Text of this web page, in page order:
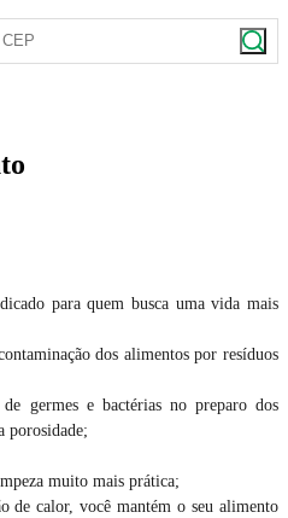
para quem busca uma vida mais
dos alimentos por resíduos
germes e bactérias no preparo dos
porosidade;
muito mais prática;
de calor, você mantém o seu alimento